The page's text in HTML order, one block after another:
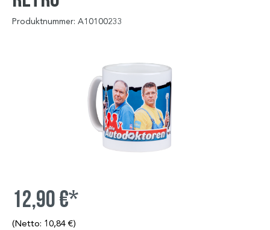
Produktnummer: A10100233
12,90 €*
(Netto: 10,84 €)